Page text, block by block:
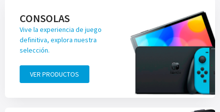
CONSOLAS
Vive la experiencia de juego
definitiva, explora nuestra
selección.
VER PRODUCTOS